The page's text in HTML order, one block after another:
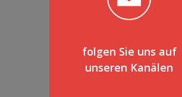
folgen Sie uns auf
unseren Kanälen